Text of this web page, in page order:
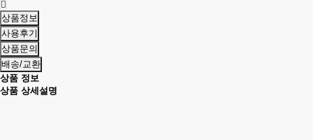
상품정보
사용후기
상품문의
배송/교환
상품 정보
상품 상세설명